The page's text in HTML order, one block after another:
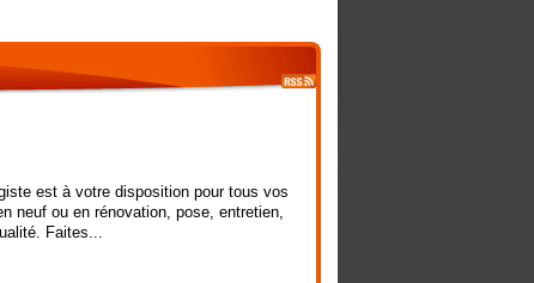
est à votre disposition pour tous vos
neuf ou en rénovation, pose, entretien,
Faites...